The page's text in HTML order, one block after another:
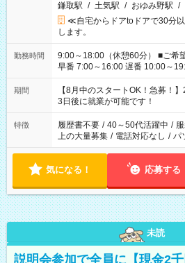
鎌取駅 / 土気駅 / おゆみ野駅 /
≪自宅からドアtoドアで30分
します。
勤務時間
9:00～18:00（休憩60分） ■ご希望があれば下記シフトもOK！
早番 7:00～16:00 遅番 10:00～19:00
と休みを合わせたい」 「余裕を
「できれば残業はしたくない」
ね。 ※Wワーク希望の方へ 今ご覧のお仕事で希望する勤務時間
と、もう1つのお仕事の勤務時間
合は応募できません。
期間
【8月中のスタートOK！急募！
3日後に就業が可能です！
特徴 履歴書不要 / 40～50代活躍中 /
上の大量募集 / 電話対応なし / パ
気になる！ 応募する
未読
説明会参加で全員に【現金2